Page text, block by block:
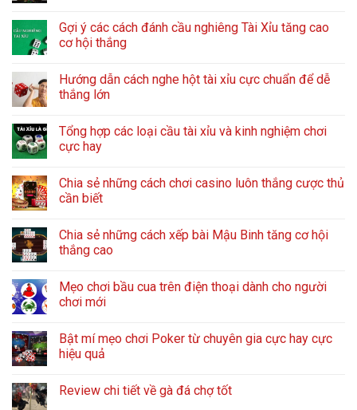
Gợi ý các cách đánh cầu nghiêng Tài Xỉu tăng cao
cơ hội thắng
Hướng dẫn cách nghe hột tài xỉu cực chuẩn để dễ
thắng lớn
Tổng hợp các loại cầu tài xỉu và kinh nghiệm chơi
cực hay
Chia sẻ những cách chơi casino luôn thắng cược thủ
cần biết
Chia sẻ những cách xếp bài Mậu Binh tăng cơ hội
thắng cao
Mẹo chơi bầu cua trên điện thoại dành cho người
chơi mới
Bật mí mẹo chơi Poker từ chuyên gia cực hay cực
hiệu quả
Review chi tiết về gà đá chợ tốt